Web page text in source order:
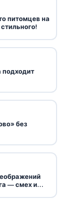
питомцев на
подходит
без
— смех и